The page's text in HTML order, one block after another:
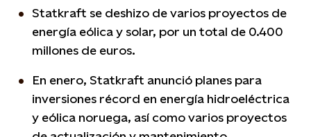
Statkraft se deshizo de varios proyectos de
energía eólica y solar, por un total de 0.400
millones de euros.
En enero, Statkraft anunció planes para
inversiones récord en energía hidroeléctrica
y eólica noruega, así como varios proyectos